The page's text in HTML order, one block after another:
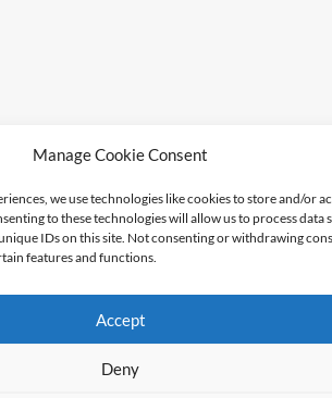
Manage Cookie Consent
we use technologies like cookies to store and/or
to these technologies will allow us to process data
IDs on this site. Not consenting or withdrawing
features and functions.
Accept
Deny